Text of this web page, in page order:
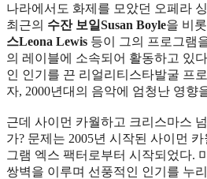
나라에서도 화제를 모았던 오페라
최근의 수잔 보일Susan Boyle을 비
스Leona Lewis 등이 그의 프로그램
의 레이블에 소속되어 활동하고 있
인 인기를 끈 리얼리티스타발굴 프
자, 2000년대의 음악에 엄청난 영향
근데 사이먼 카월하고 크리스마스
가? 문제는 2005년 시작된 사이먼
그램 엑스 팩터로부터 시작되었다.
쌍벽을 이루며 선풍적인 인기를 누